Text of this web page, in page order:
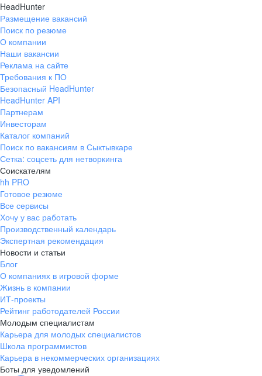
HeadHunter
Размещение вакансий
Поиск по резюме
О компании
Наши вакансии
Реклама на сайте
Требования к ПО
Безопасный HeadHunter
HeadHunter API
Партнерам
Инвесторам
Каталог компаний
Поиск по вакансиям в Сыктывкаре
Сетка: соцсеть для нетворкинга
Соискателям
hh PRO
Готовое резюме
Все сервисы
Хочу у вас работать
Производственный календарь
Экспертная рекомендация
Новости и статьи
Блог
О компаниях в игровой форме
Жизнь в компании
ИТ-проекты
Рейтинг работодателей России
Молодым специалистам
Карьера для молодых специалистов
Школа программистов
Карьера в некоммерческих организациях
Боты для уведомлений